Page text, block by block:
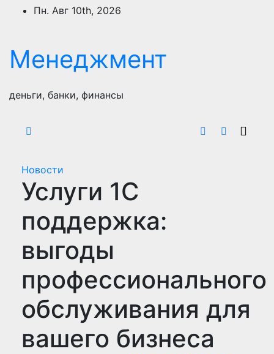
ПерейтиПн. Авг 10th, 2026
Менеджмент
деньги, банки, финансы
Новости
Услуги 1С
поддержка:
выгоды
профессионального
обслуживания для
вашего бизнеса